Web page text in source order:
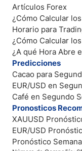
Artículos Forex
¿Cómo Calcular
Horario para
¿Cómo Calcular
¿A qué Hora Abre
Predicciones
Cacao para
EUR/USD en
Café en Segundo
Pronosticos
XAUUSD
EUR/USD
Pronóstico